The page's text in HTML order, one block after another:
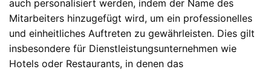
auch personalisiert werden, indem der Name des
Mitarbeiters hinzugefügt wird, um ein professionelles
und einheitliches Auftreten zu gewährleisten. Dies gilt
insbesondere für Dienstleistungsunternehmen wie
Hotels oder Restaurants, in denen das